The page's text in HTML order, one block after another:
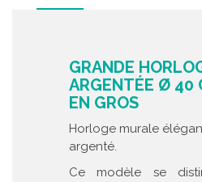
GRANDE
ARGENTÉE Ø 40
EN GROS
Horloge murale
argenté.
Ce modèle se